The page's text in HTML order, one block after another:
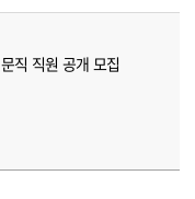
직 직원 공개 모집